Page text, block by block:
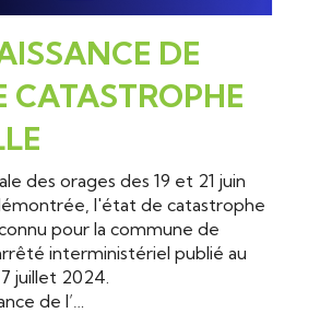
DE
CATASTROPHE
des orages des 19 et 21 juin
l'état de catastrophe
pour la commune de
interministériel publié au
juillet 2024.
de l’…